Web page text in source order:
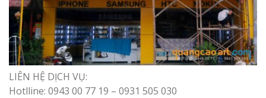
LIÊN HỆ DỊCH VỤ:
Hotlline: 0943 00 77 19 – 0931 505 030